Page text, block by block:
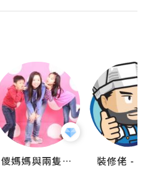
儍媽媽與兩隻小魔怪之家